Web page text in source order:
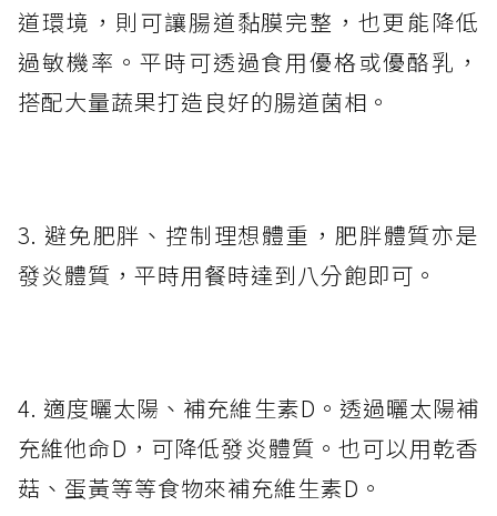
道環境，則可讓腸道黏膜完整，也更能降低
過敏機率。平時可透過食用優格或優酪乳，
搭配大量蔬果打造良好的腸道菌相。
3. 避免肥胖、控制理想體重，肥胖體質亦是
發炎體質，平時用餐時達到八分飽即可。
4. 適度曬太陽、補充維生素D。透過曬太陽補
充維他命D，可降低發炎體質。也可以用乾香
菇、蛋黃等等食物來補充維生素D。